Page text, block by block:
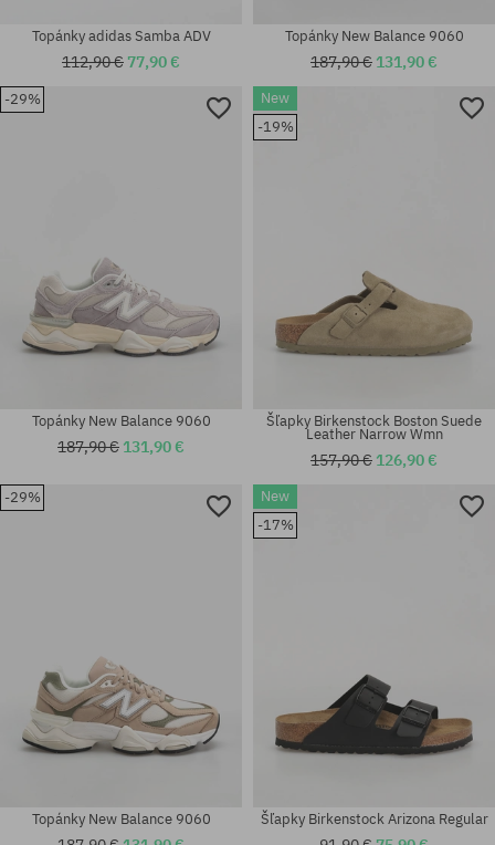
Dostupné veľkosti:
Dostupné veľkosti:
Dostupné veľkosti:
39 1/3; 40; 40 2/3; 41 1/3; 42;
Topánky adidas Samba ADV
112,90 € 77,90 €
Dostupné veľkosti:
37
Topánky New Balance 9060
187,90 € 131,90 €
-29%
Topánky New Balance 9060
187,90 € 131,90 €
New
-19%
Šľapky Birkenstock Boston Suede
Leather Narrow Wmn
157,90 € 126,90 €
-29%
Topánky New Balance 9060
New
-17%
Šľapky Birkenstock Arizona Regular